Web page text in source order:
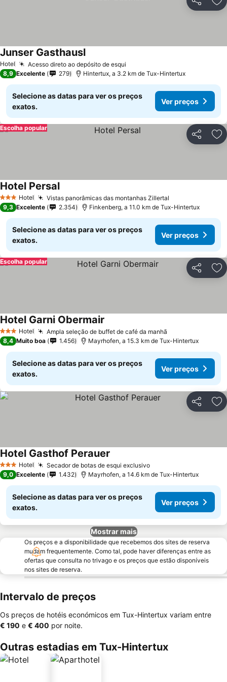
Partilhar
Hotel Acesso direto ao depósito de esqui
Junser GasthauslVer preços
8,9 Excelente 279 Hintertux, a 3.2 km de Tux-Hintertux
Selecione as datas para ver os preços
exatos.
Ver preços
Partilhar
Escolha popular
3 EstrelasHotel Vistas panorâmicas das montanhas Zillertal
Hotel PersalVer preços
9,3 Excelente 2.354 Finkenberg, a 11.0 km de Tux-Hintertux
Selecione as datas para ver os preços
exatos.
Ver preços
Partilhar
Escolha popular
3 EstrelasHotel Ampla seleção de buffet de café da manhã
Hotel Garni Obermair
8,4 Muito boa 1.456 Mayrhofen, a 15.3 km de Tux-Hintertux
Selecione as datas para ver os preços
exatos.
Ver preços
Partilhar
3 EstrelasHotel Secador de botas de esqui exclusivoVer preços
Hotel Gasthof Perauer
9,0 Excelente 1.432 Mayrhofen, a 14.6 km de Tux-Hintertux
Selecione as datas para ver os preços
exatos.
Ver preços
Mostrar mais
Os preços e a disponibilidade que recebemos dos sites de reserva
mudam frequentemente. Como tal, pode haver diferenças entre as
ofertas que consulta no trivago e os preços que estão disponíveis
nos sites de reserva.
Intervalo de preços
Os preços de hotéis económicos em Tux-Hintertux variam entre
‎€ 190 e ‎€ 400 por noite.
Outras estadias em Tux-Hintertux